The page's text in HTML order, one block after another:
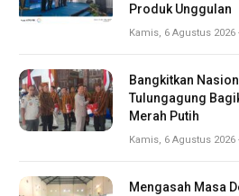
Produk Unggulan
Kamis, 6 Agustus 2026
Bangkitkan
Tulungagung
Merah Putih
Kamis, 6 Agustus 2026
Mengasah Masa